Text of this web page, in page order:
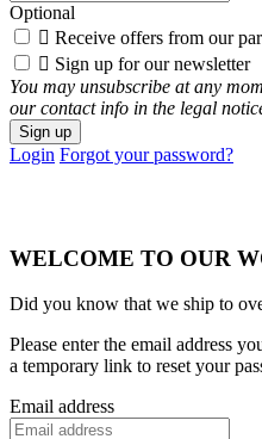
Optional
 Receive offers from our
 Sign up for our newsletter
You may unsubscribe at any
our contact info in the legal
Sign up
Login Forgot your password?
WELCOME TO OUR
Did you know that we ship to
Please enter the email address
a temporary link to reset your
Email address